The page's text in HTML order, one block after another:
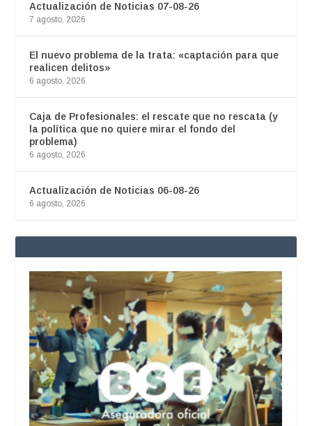
Actualización de Noticias 07-08-26
7 agosto, 2026
El nuevo problema de la trata: «captación para que
realicen delitos»
6 agosto, 2026
Caja de Profesionales: el rescate que no rescata (y
la política que no quiere mirar el fondo del
problema)
6 agosto, 2026
Actualización de Noticias 06-08-26
6 agosto, 2026